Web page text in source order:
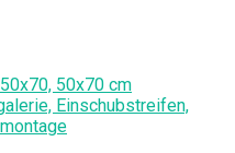
50x70 cm
Einschubstreifen,